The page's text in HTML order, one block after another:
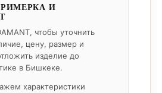
И
чтобы уточнить
цену, размер и
изделие до
в Бишкеке.
характеристики